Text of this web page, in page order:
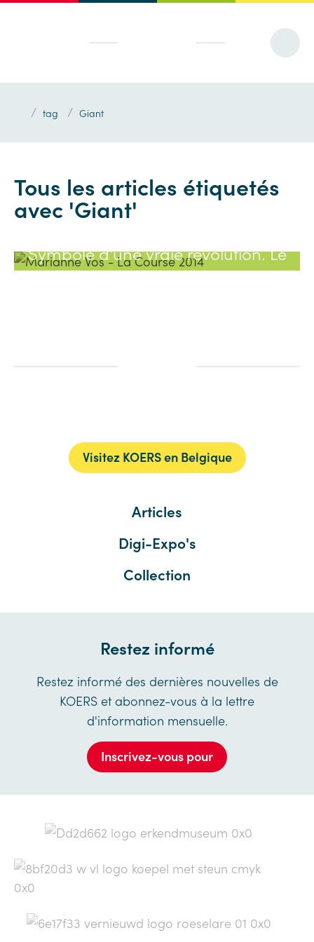
/ tag / Giant
Tous les articles étiquetés
avec 'Giant'
Symbole d'une vraie révolution. Le
vélo de La Course de Marianne Vos
Visitez KOERS en Belgique
Articles
Digi-Expo's
Collection
Restez informé
Restez informé des dernières nouvelles de
KOERS et abonnez-vous à la lettre
d'information mensuelle.
Inscrivez-vous pour